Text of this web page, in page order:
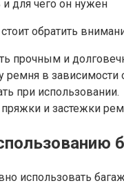
обратить
прочным и
ремня в
при использовании.
пряжки и застежки
использовать